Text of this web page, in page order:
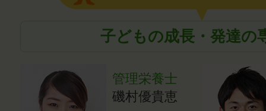
子どもの成長・発達の
管理栄養士
磯村優貴恵